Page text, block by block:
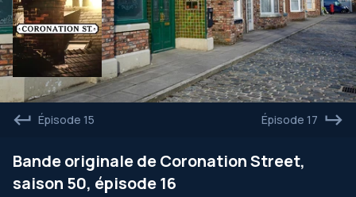
Épisode 15 Épisode 17
Bande originale de Coronation Street,
saison 50, épisode 16